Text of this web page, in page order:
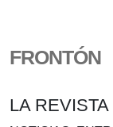
FRONTÓN
LA